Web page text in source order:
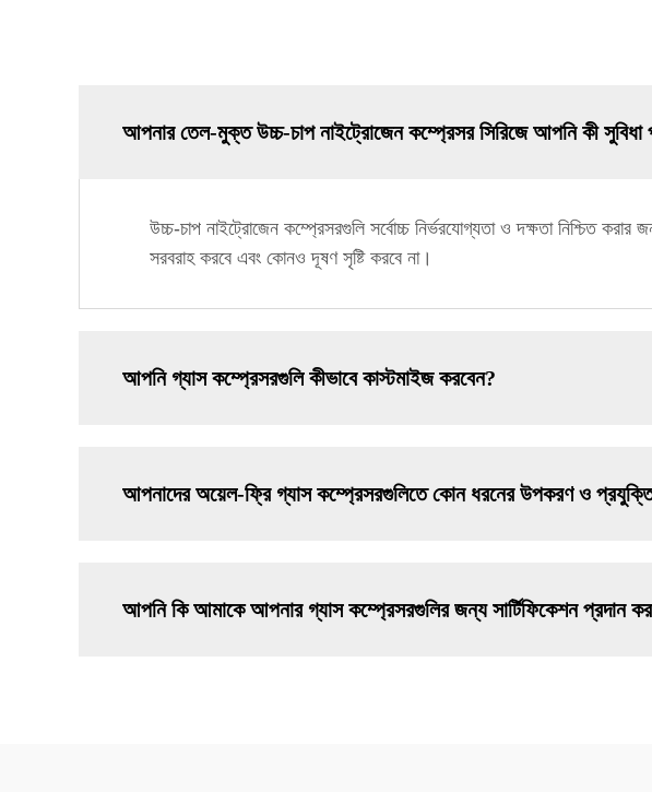
আপনার তেল-মুক্ত উচ্চ-চাপ নাইট্রোজেন কম্প্রেসর সিরিজে আপনি কী সুবিধা
উচ্চ-চাপ নাইট্রোজেন কম্প্রেসরগুলি সর্বোচ্চ নির্ভরযোগ্যতা ও দক্ষতা নিশ্চিত
সরবরাহ করবে এবং কোনও দূষণ সৃষ্টি করবে না।
আপনি গ্যাস কম্প্রেসরগুলি কীভাবে কাস্টমাইজ করবেন?
আপনাদের অয়েল-ফ্রি গ্যাস কম্প্রেসরগুলিতে কোন ধরনের উপকরণ ও
আপনি কি আমাকে আপনার গ্যাস কম্প্রেসরগুলির জন্য সার্টিফিকেশন প্রদান